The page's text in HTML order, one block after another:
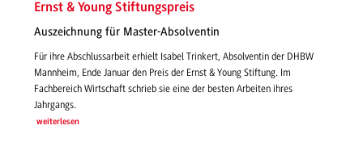
Ernst & Young Stiftungspreis
Auszeichnung für Master-Absolventin
Für ihre Abschlussarbeit erhielt Isabel Trinkert, Absolventin der DHBW
Mannheim, Ende Januar den Preis der Ernst & Young Stiftung. Im
Fachbereich Wirtschaft schrieb sie eine der besten Arbeiten ihres
Jahrgangs.
weiterlesen